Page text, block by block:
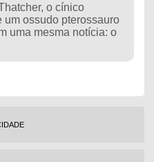
o cínico
um ossudo pterossauro
uma mesma notícia: o